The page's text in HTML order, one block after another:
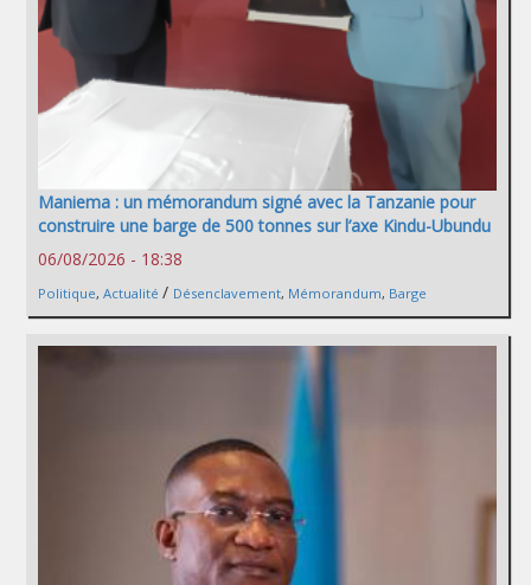
Maniema : un mémorandum signé avec la Tanzanie pour
construire une barge de 500 tonnes sur l’axe Kindu-Ubundu
06/08/2026 - 18:38
Politique, Actualité / Désenclavement, Mémorandum, Barge